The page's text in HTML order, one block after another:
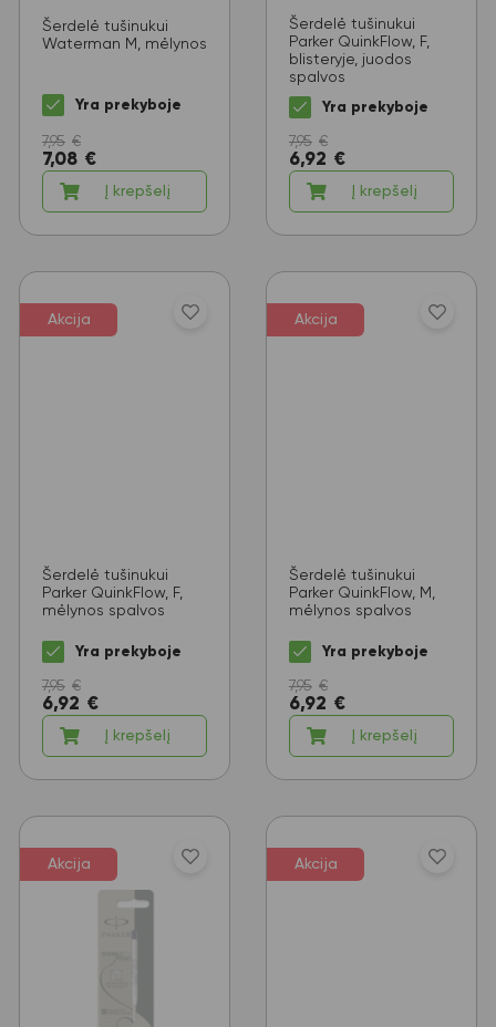
Šerdelė tušinukui
Waterman M, mėlynos
Yra prekyboje
7,95 €
7,08 €
Į krepšelį
Šerdelė tušinukui
Parker QuinkFlow, F,
blisteryje, juodos
spalvos
Yra prekyboje
7,95 €
6,92 €
Į krepšelį
Akcija
Šerdelė tušinukui
Parker QuinkFlow, F,
mėlynos spalvos
Yra prekyboje
7,95 €
6,92 €
Į krepšelį
Akcija
Šerdelė tušinukui
Parker QuinkFlow, M,
mėlynos spalvos
Yra prekyboje
7,95 €
6,92 €
Į krepšelį
Akcija Akcija